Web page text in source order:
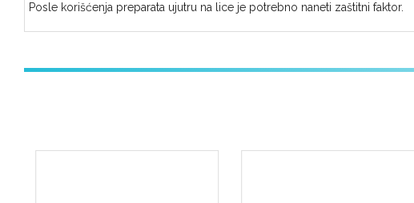
Posle korišćenja preparata ujutru na lice je potrebno naneti zaštitni faktor.